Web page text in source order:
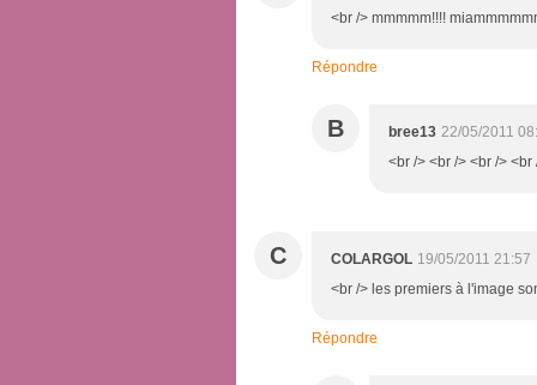
<br /> mmmmm!!!!
Répondre
B bree13 22/05/2011
<br /> <br /> <br /> <br
C COLARGOL 19/05/2011 21:57
<br /> les premiers à l'image
Répondre